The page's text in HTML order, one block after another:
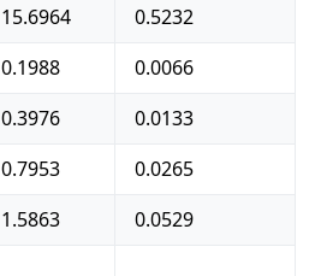
15.6964
0.5232
0.1988
0.0066
0.3976
0.0133
0.7953
0.0265
1.5863
0.0529